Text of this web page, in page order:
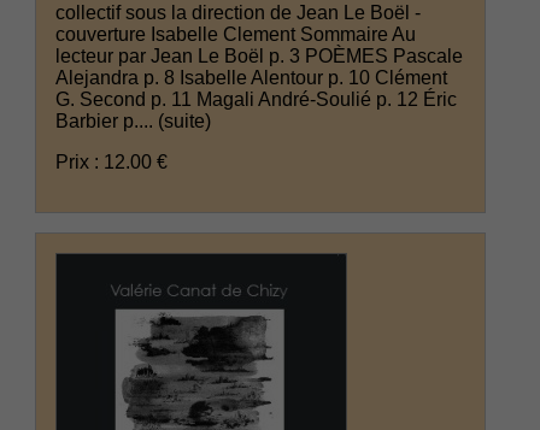
collectif sous la direction de Jean Le Boël -
couverture Isabelle Clement Sommaire Au
lecteur par Jean Le Boël p. 3 POÈMES Pascale
Alejandra p. 8 Isabelle Alentour p. 10 Clément
G. Second p. 11 Magali André-Soulié p. 12 Éric
Barbier p.... (suite)
Prix : 12.00 €